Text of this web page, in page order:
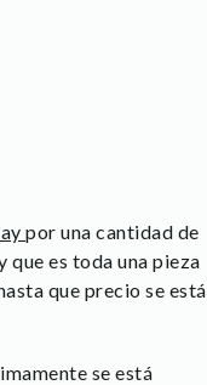
por una cantidad de
que es toda una pieza
que precio se está
se está